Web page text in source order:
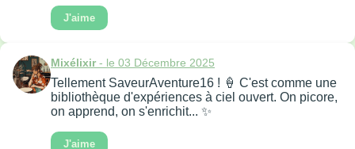
J'aime
Mixélixir- le 03 Décembre 2025
Tellement SaveurAventure16 ! 🍦 C'est comme une
bibliothèque d'expériences à ciel ouvert. On picore,
on apprend, on s'enrichit... ✨
J'aime